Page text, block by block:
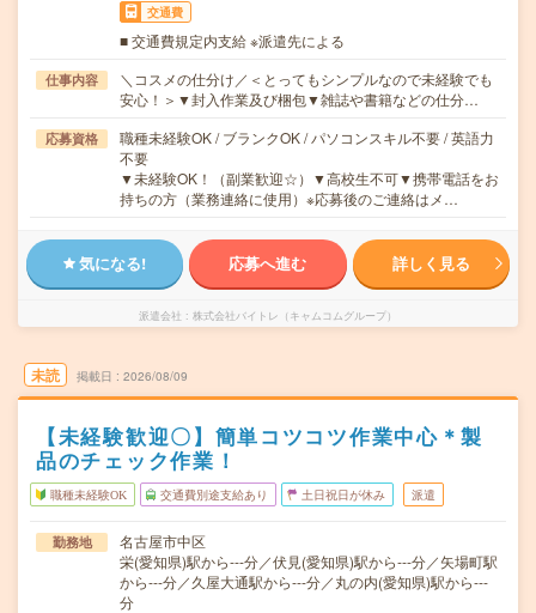
交通費
■ 交通費規定内支給 ※派遣先による
仕事内容
＼コスメの仕分け／＜とってもシンプルなので未経験でも
安心！＞▼封入作業及び梱包▼雑誌や書籍などの仕分…
応募資格
職種未経験OK / ブランクOK / パソコンスキル不要 / 英語力
不要
▼未経験OK！（副業歓迎☆）▼高校生不可▼携帯電話をお
持ちの方（業務連絡に使用）※応募後のご連絡はメ…
気になる! 応募へ進む 詳しく見る
派遣会社 株式会社バイトレ（キャムコムグループ）
未読 掲載日 2026/08/09
【未経験歓迎〇】簡単コツコツ作業中心＊製
品のチェック作業！
職種未経験OK 交通費別途支給あり 土日祝日が休み 派遣
勤務地
名古屋市中区
栄(愛知県)駅から---分／伏見(愛知県)駅から---分／矢場町駅
から---分／久屋大通駅から---分／丸の内(愛知県)駅から---
分